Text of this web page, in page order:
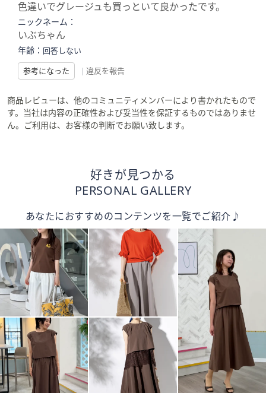
色違いでグレージュも買っといて良かったです。
ニックネーム：
いぶちゃん
年齢： 回答しない
参考になった
| 違反を報告
商品レビューは、他のコミュニティメンバーにより書かれたもので
す。当社は内容の正確性および妥当性を保証するものではありませ
ん。ご利用は、お客様の判断でお願い致します。
好きが見つかる
PERSONAL GALLERY
あなたにおすすめのコンテンツを一覧でご紹介♪